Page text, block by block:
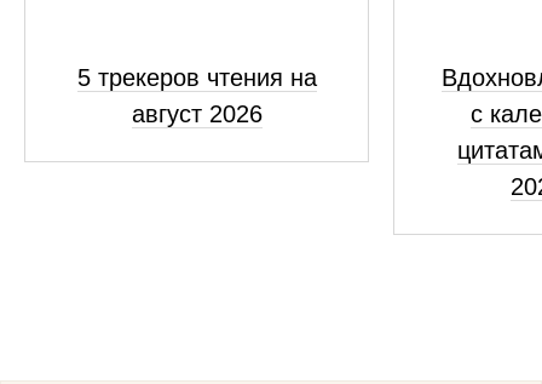
5 трекеров чтения на
август 2026
с